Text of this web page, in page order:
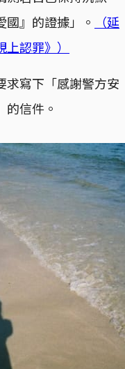
』的證據」。
（延
認罪》）
求寫下「感謝警方安
信件。